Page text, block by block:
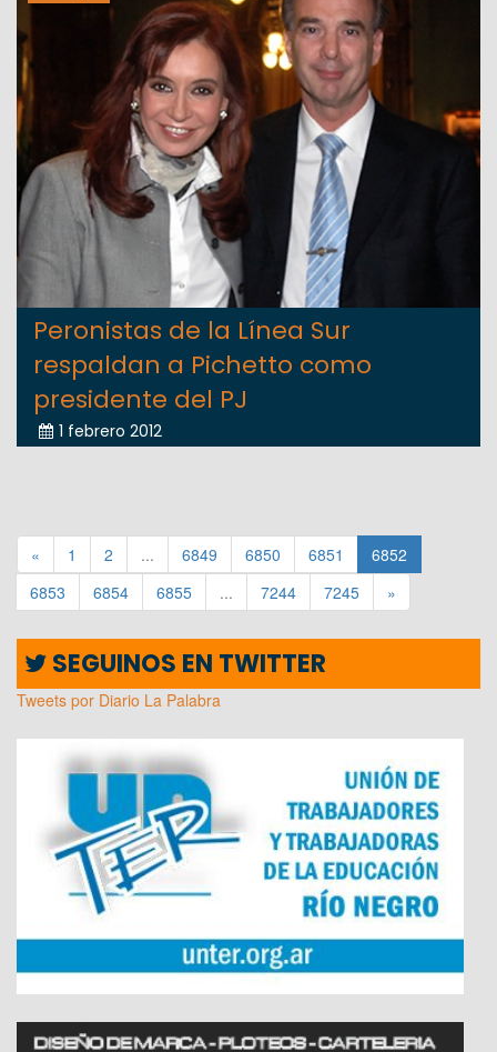
Peronistas de la Línea Sur
respaldan a Pichetto como
presidente del PJ
1 febrero 2012
« 1 2 ... 6849 6850 6851
6852
6853
6854 6855 ... 7244 7245 »
SEGUINOS EN TWITTER
Tweets por Diario La Palabra